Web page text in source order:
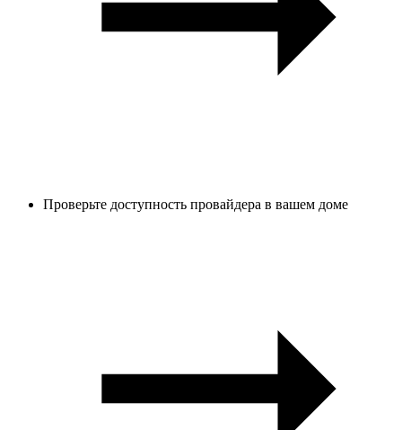
Проверьте доступность провайдера в вашем доме